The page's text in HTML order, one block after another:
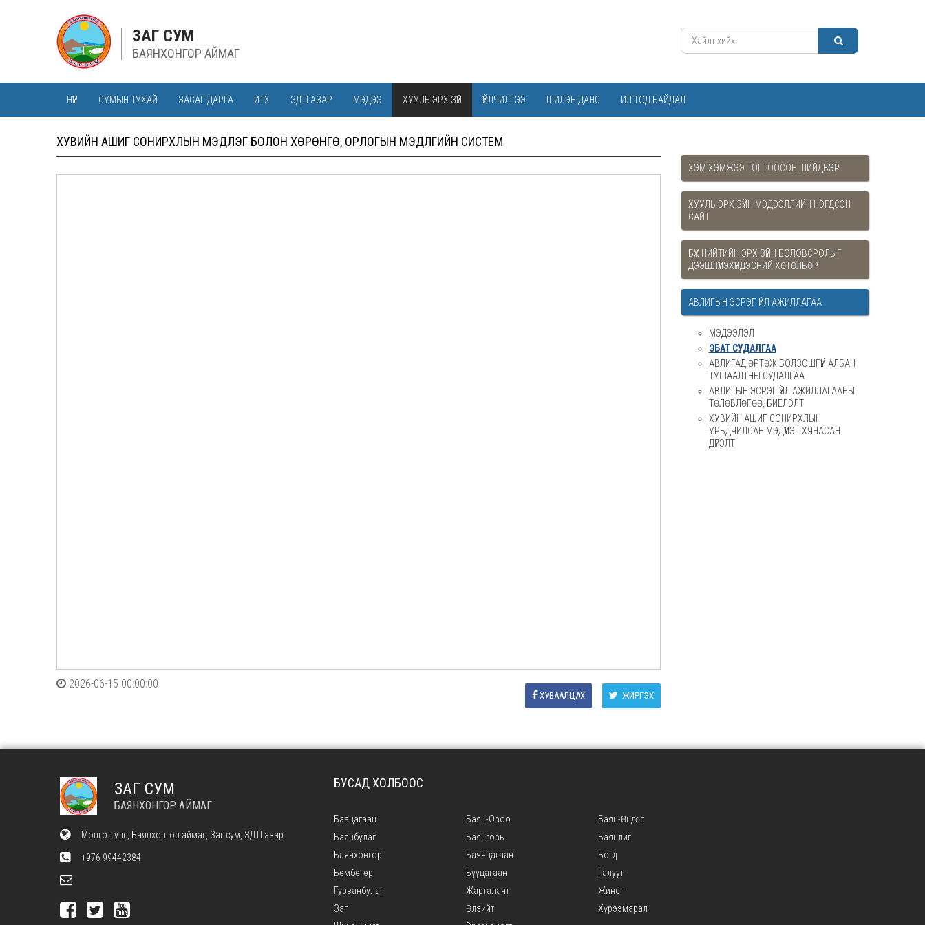
ЗАГ СУМ
БАЯНХОНГОР АЙМАГ
НҮҮР СУМЫН ТУХАЙ ЗАСАГ ДАРГА ИТХ ЗДТГАЗАР МЭДЭЭ ХУУЛЬ ЭРХ ЗҮЙ ҮЙЛЧИЛГЭЭ ШИЛЭН ДАНС ИЛ ТОД БАЙДАЛ
ХУВИЙН АШИГ СОНИРХЛЫН МЭДҮҮЛЭГ БОЛОН ХӨРӨНГӨ, ОРЛОГЫН МЭДҮҮЛГИЙН СИСТЕМ
2026-06-15 00:00:00
ЖИРГЭХ
ХУВААЛЦАХ
ХЭМ ХЭМЖЭЭ ТОГТООСОН ШИЙДВЭР
ХУУЛЬ ЭРХ ЗҮЙН МЭДЭЭЛЛИЙН НЭГДСЭН
САЙТ
БҮХ НИЙТИЙН ЭРХ ЗҮЙН БОЛОВСРОЛЫГ
ДЭЭШЛҮҮЛЭХҮНДЭСНИЙ ХӨТӨЛБӨР
АВЛИГЫН ЭСРЭГ ҮЙЛ АЖИЛЛАГАА
МЭДЭЭЛЭЛ
ЭБАТ СУДАЛГАА
АВЛИГАД ӨРТӨЖ БОЛЗОШГҮЙ АЛБАН
ТУШААЛТНЫ СУДАЛГАА
АВЛИГЫН ЭСРЭГ ҮЙЛ АЖИЛЛАГААНЫ
ТӨЛӨВЛӨГӨӨ, БИЕЛЭЛТ
ХУВИЙН АШИГ СОНИРХЛЫН
УРЬДЧИЛСАН МЭДҮҮЛЭГ ХЯНАСАН
ДҮГЭЛТ
ЗАГ СУМ
БАЯНХОНГОР АЙМАГ
Монгол улс, Баянхонгор аймаг, Заг сум, ЗДТГазар
+976 99442384
БУСАД ХОЛБООС
Баацагаан Баян-Овоо
Баян-Өндөр
Баянбулаг
Баянговь
Баянлиг
Баянхонгор
Баянцагаан
Богд
Бөмбөгөр
Бууцагаан
Галуут
Гурванбулаг
Жаргалант
Жинст
Заг
Өлзийт
Хүрээмарал